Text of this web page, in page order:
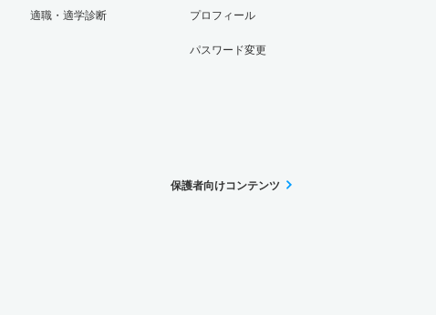
適職・適学診断 プロフィール
パスワード変更
保護者向けコンテンツ